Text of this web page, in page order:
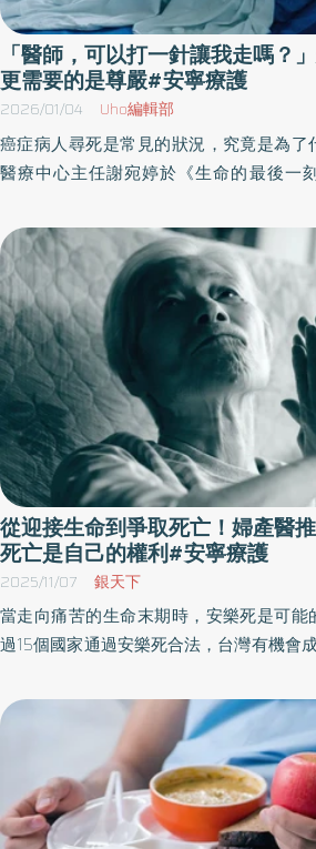
「醫師，可以打一針讓我走嗎？
更需要的是尊嚴#安寧療護
2026/01/04 Uho編輯部
癌症病人尋死是常見的狀況，究竟是為
醫療中心主任謝宛婷於《生命的最後一
疚、如何面對善終，在生命的最後一刻，
個人與生俱來的權利，也是安寧照護的
文：
從迎接生命到爭取死亡！婦產醫
死亡是自己的權利#安寧療護
2025/11/07 銀天下
當走向痛苦的生命末期時，安樂死是可
過15個國家通過安樂死合法，台灣有機會
安樂死合法化的婦產科醫師江盛，他從
權利法案立法公投案」（簡稱「安樂死
人連署，爭取安樂死合法的可能。